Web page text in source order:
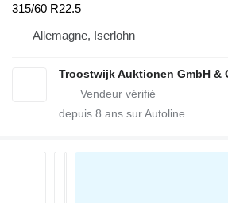
315/60 R22.5
Allemagne, Iserlohn
Troostwijk Auktionen GmbH &
depuis 8 ans sur Autoline